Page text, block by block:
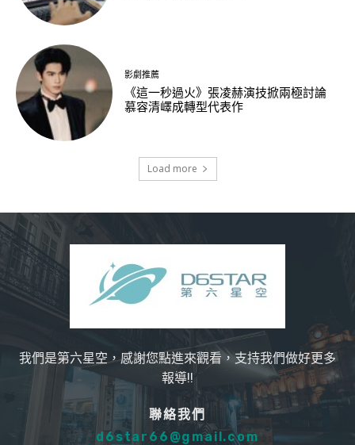
影劇推薦
《這一秒過火》張凌赫演技掀兩極討論
慕容清嶧成轉型代表作
Load more
我們是第六星空，感謝您點進來觀看，支持我們做好更多
報導!!
聯絡我們
d6star66@gmail.com